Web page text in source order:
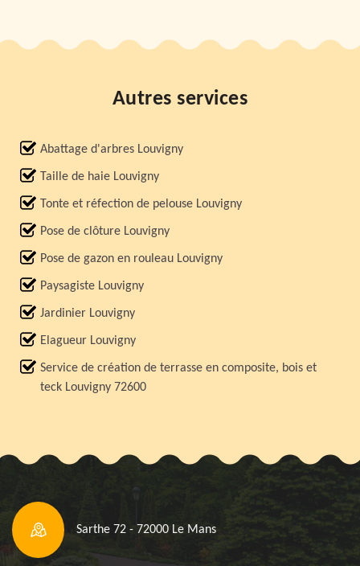
Autres services
Abattage d'arbres Louvigny
Taille de haie Louvigny
Tonte et réfection de pelouse Louvigny
Pose de clôture Louvigny
Pose de gazon en rouleau Louvigny
Paysagiste Louvigny
Jardinier Louvigny
Elagueur Louvigny
Service de création de terrasse en composite, bois et
teck Louvigny 72600
Sarthe 72 - 72000 Le Mans